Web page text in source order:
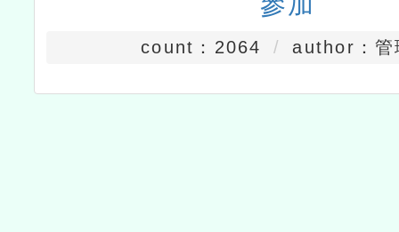
count：2064 author：管